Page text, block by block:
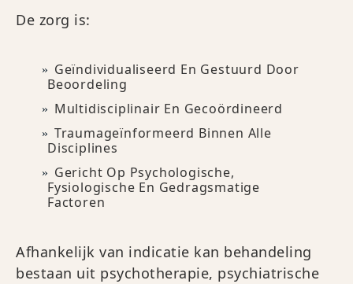
De zorg is:
Geïndividualiseerd En Gestuurd Door
Beoordeling
Multidisciplinair En Gecoördineerd
Traumageïnformeerd Binnen Alle
Disciplines
Gericht Op Psychologische,
Fysiologische En Gedragsmatige
Factoren
Afhankelijk van indicatie kan behandeling
bestaan uit psychotherapie, psychiatrische